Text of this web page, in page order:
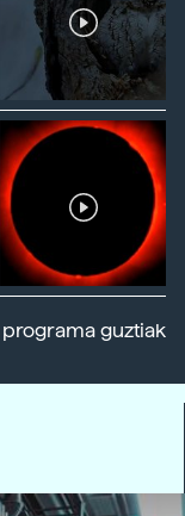
programa guztiak